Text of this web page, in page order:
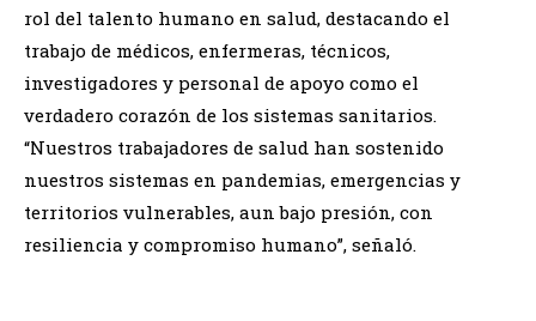
rol del talento humano en salud, destacando el
trabajo de médicos, enfermeras, técnicos,
investigadores y personal de apoyo como el
verdadero corazón de los sistemas sanitarios.
“Nuestros trabajadores de salud han sostenido
nuestros sistemas en pandemias, emergencias y
territorios vulnerables, aun bajo presión, con
resiliencia y compromiso humano”, señaló.